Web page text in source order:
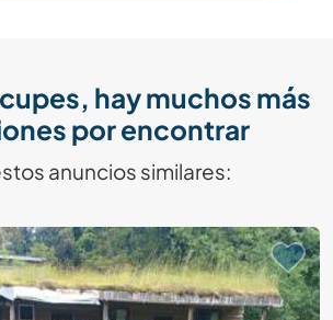
hay muchos más
por encontrar
anuncios similares: